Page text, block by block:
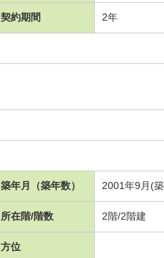
契約期間 2年
築年月（築年数） 2001年9月(
所在階/階数 2階/2階建
方位